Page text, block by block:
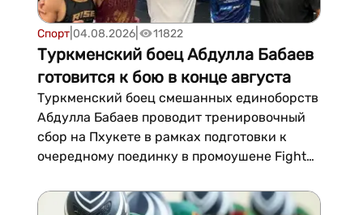
Спорт| 04.08.2026| 11822
Туркменский боец Абдулла Бабаев
готовится к бою в конце августа
Туркменский боец смешанных единоборств
Абдулла Бабаев проводит тренировочный
сбор на Пхукете в рамках подготовки к
очередному поединку в промоушене Fight
августа....